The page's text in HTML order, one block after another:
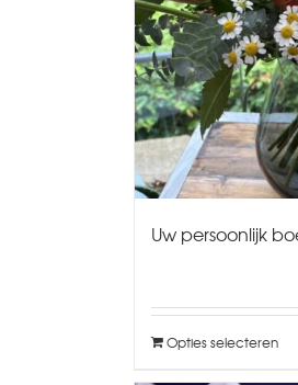
Uw persoonlijk
Opties selecteren